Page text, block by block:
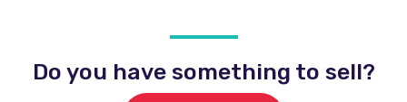
Do you have something to sell?